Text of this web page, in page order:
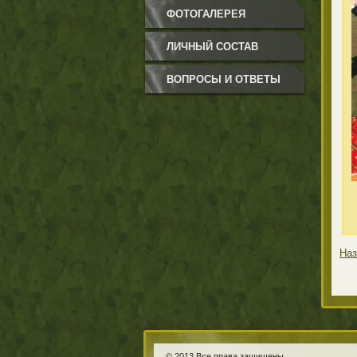
ФОТОГАЛЕРЕЯ
ЛИЧНЫЙ СОСТАВ
ВОПРОСЫ И ОТВЕТЫ